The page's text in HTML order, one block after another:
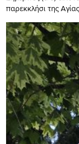
παρεκκλήσι της